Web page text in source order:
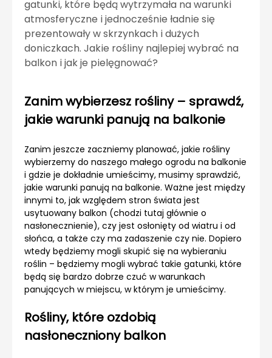
gatunki, które będą wytrzymała na warunki
atmosferyczne i jednocześnie ładnie się
prezentowały w skrzynkach i dużych
doniczkach. Jakie rośliny najlepiej wybrać na
balkon i jak je pielęgnować?
Zanim wybierzesz rośliny – sprawdź,
jakie warunki panują na balkonie
Zanim jeszcze zaczniemy planować, jakie rośliny
wybierzemy do naszego małego ogrodu na balkonie
i gdzie je dokładnie umieścimy, musimy sprawdzić,
jakie warunki panują na balkonie. Ważne jest między
innymi to, jak względem stron świata jest
usytuowany balkon (chodzi tutaj głównie o
nasłonecznienie), czy jest osłonięty od wiatru i od
słońca, a także czy ma zadaszenie czy nie. Dopiero
wtedy będziemy mogli skupić się na wybieraniu
roślin – będziemy mogli wybrać takie gatunki, które
będą się bardzo dobrze czuć w warunkach
panujących w miejscu, w którym je umieścimy.
Rośliny, które ozdobią
nasłoneczniony balkon